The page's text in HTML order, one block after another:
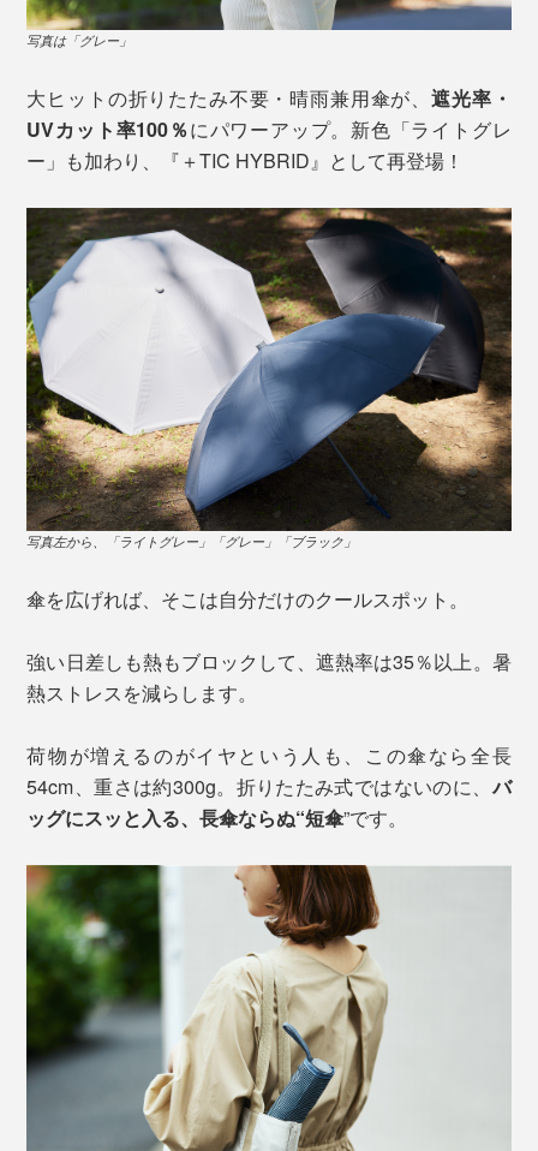
写真は「グレー」
大ヒットの折りたたみ不要・晴雨兼用傘が、遮光率・
UVカット率100％にパワーアップ。新色「ライトグレ
ー」も加わり、『＋TIC HYBRID』として再登場！
写真左から、「ライトグレー」「グレー」「ブラック」
傘を広げれば、そこは自分だけのクールスポット。
強い日差しも熱もブロックして、遮熱率は35％以上。暑
熱ストレスを減らします。
荷物が増えるのがイヤという人も、この傘なら全長
54cm、重さは約300g。折りたたみ式ではないのに、バ
ッグにスッと入る、長傘ならぬ“短傘”です。